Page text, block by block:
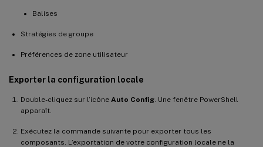
Balises
Stratégies de groupe
Préférences de zone utilisateur
Exporter la configuration locale
Double-cliquez sur l’icône Auto Config. Une fenêtre PowerShell
apparaît.
Exécutez la commande suivante pour exporter tous les
composants. L’exportation de votre configuration locale ne la